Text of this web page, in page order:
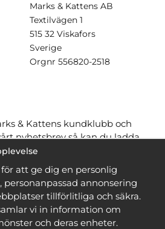
Marks & Kattens AB
Textilvägen 1
515 32 Viskafors
Sverige
Orgnr 556820-2518
& Kattens kundklubb och
nyhetsbrev så kan du ladda
gratisoch få många
till mönstret. Du ser vilka som
när du ärinloggad.
Bli medlem
att ge dig en personlig
annonsering
tillförlitliga och säkra.
vi in information om
och deras enheter.